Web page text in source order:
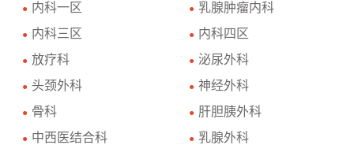
● 内科一区 ● 乳腺肿瘤内科
● 内科三区 ● 内科四区
● 放疗科 ● 泌尿外科
● 头颈外科 ● 神经外科
● 骨科 ● 肝胆胰外科
● 中西医结合科 ● 乳腺外科